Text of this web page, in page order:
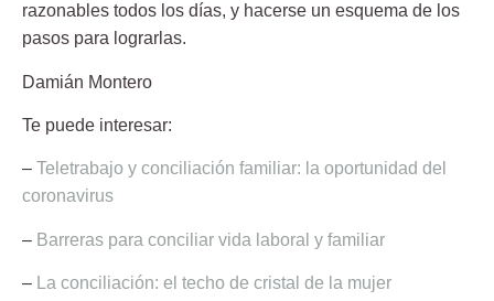
razonables todos los días, y hacerse un esquema de los
pasos para lograrlas.
Damián Montero
Te puede interesar:
– Teletrabajo y conciliación familiar: la oportunidad del
coronavirus
– Barreras para conciliar vida laboral y familiar
– La conciliación: el techo de cristal de la mujer